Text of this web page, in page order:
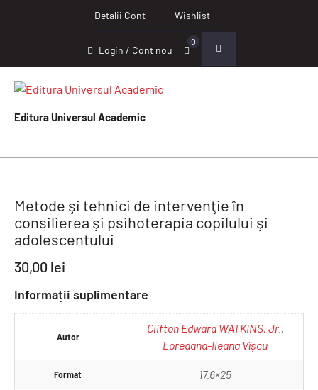
Detalii Cont Wishlist
Login / Cont nou
0
Editura Universul Academic
Metode şi tehnici de intervenţie în
consilierea şi psihoterapia copilului şi
adolescentului
30,00 lei
Informații suplimentare
Autor
Clifton Edward WATKINS, Jr. ,
Loredana-Ileana Vîșcu
Format 17.6×25